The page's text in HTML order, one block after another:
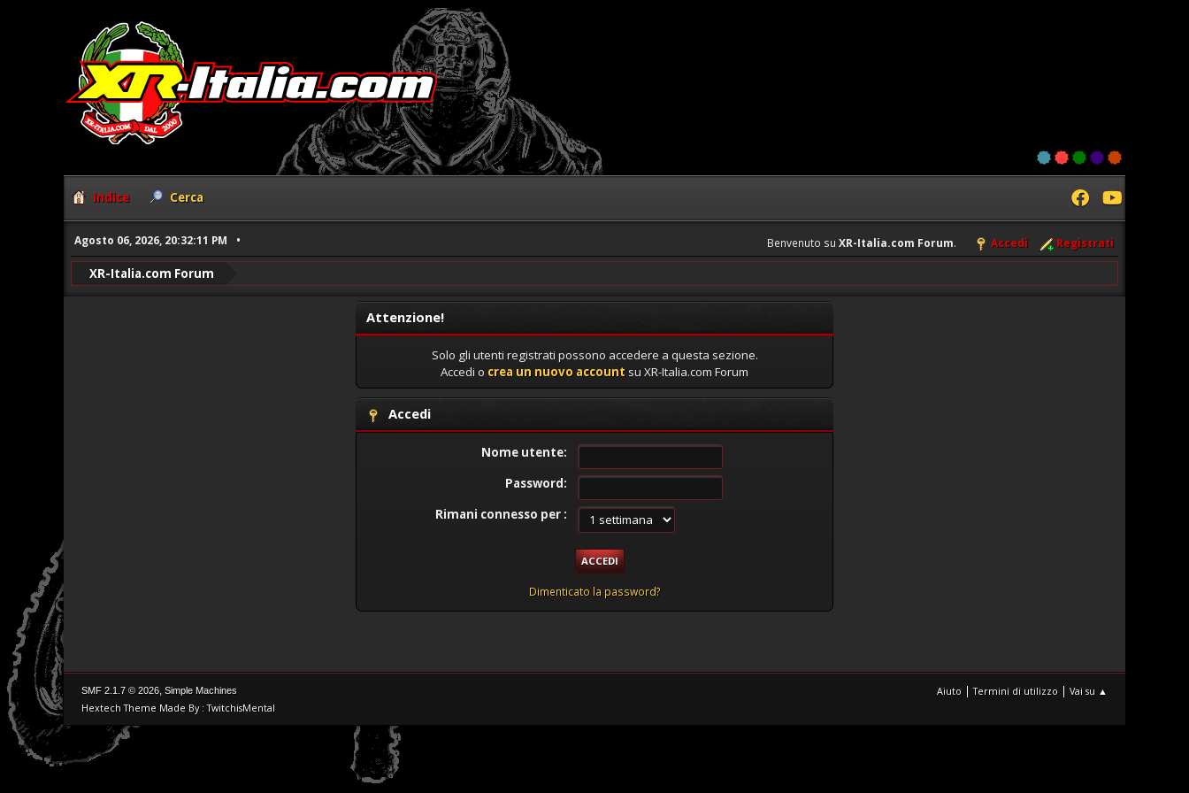
Indice Cerca
Agosto 06, 2026, 20:32:11 PM Benvenuto su XR-Italia.com Forum. Accedi Registrati
XR-Italia.com Forum
Attenzione!
Solo gli utenti registrati possono accedere a questa sezione.
Accedi o crea un nuovo account su XR-Italia.com Forum
Accedi
Nome utente:
Password:
Rimani connesso per :
Dimenticato la password?
Aiuto |Termini di utilizzo | Vai su ▲
SMF 2.1.7 © 2026, Simple Machines
Hextech Theme Made By : TwitchisMental